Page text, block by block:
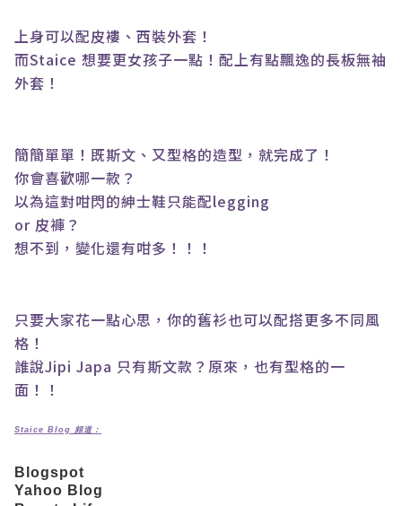
上身可以配皮褸、西裝外套！
而Staice 想要更女孩子一點！配上有點飄逸的長板無袖
外套！
簡簡單單！既斯文、又型格的造型，就完成了！
你會喜歡哪一款？
以為這對咁閃的紳士鞋只能配legging
or 皮褲？
想不到，變化還有咁多！！！
只要大家花一點心思，你的舊衫也可以配搭更多不同風
格！
誰說Jipi Japa 只有斯文款？原來，也有型格的一
面！！
Staice Blog 頻道：
Blogspot
Yahoo Blog